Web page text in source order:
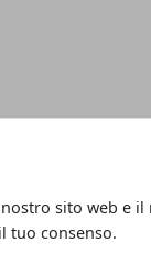
sito web e il
tuo consenso.